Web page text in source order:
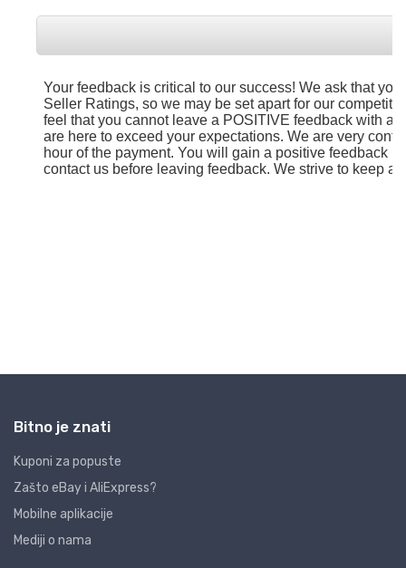
Bitno je znati
Kuponi za popuste
Zašto eBay i AliExpress?
Mobilne aplikacije
Mediji o nama